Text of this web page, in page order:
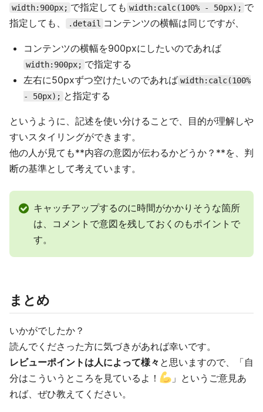
width:900px; で指定しても width:calc(100% - 50px); で
指定しても、
.detail コンテンツの横幅は同じですが、
コンテンツの横幅を900pxにしたいのであれば
width:900px; で指定する
左右に50pxずつ空けたいのであれば width:calc(100%
- 50px); と指定する
というように、記述を使い分けることで、目的が理解しや
すいスタイリングができます。
他の人が見ても**内容の意図が伝わるかどうか？**を、判
断の基準として考えています。
キャッチアップするのに時間がかかりそうな箇所
は、コメントで意図を残しておくのもポイントで
す。
まとめ
いかがでしたか？
読んでくださった方に気づきがあれば幸いです。
レビューポイントは人によって様々 と思いますので、「自
分はこういうところを見ているよ！
」というご意見あ
れば、ぜひ教えてください。